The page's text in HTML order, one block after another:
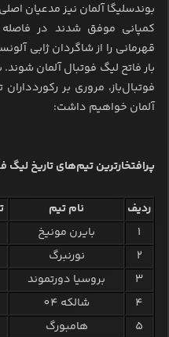
بوندسلیگا آلمان نیز مدعیان
کمپانی موفق شدند در
قهرمانی را از شاگردان ژابی
بار فاتح لیگ فوتبال آلمان
فوتبال‌باز، مروری بر
آلمان خواهیم داشت:
پرافتخارترین تیم‌های تاریخ لیگ
ردیف نام تیم
1
بایرن مونیخ
2
نورنبرگ
3
بروسیا دورتموند
4
شالکه 04
5
هامبورگ